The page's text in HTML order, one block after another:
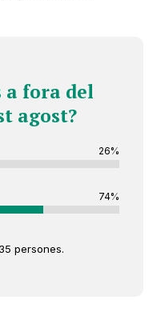
a fora del
agost?
26%
74%
persones.